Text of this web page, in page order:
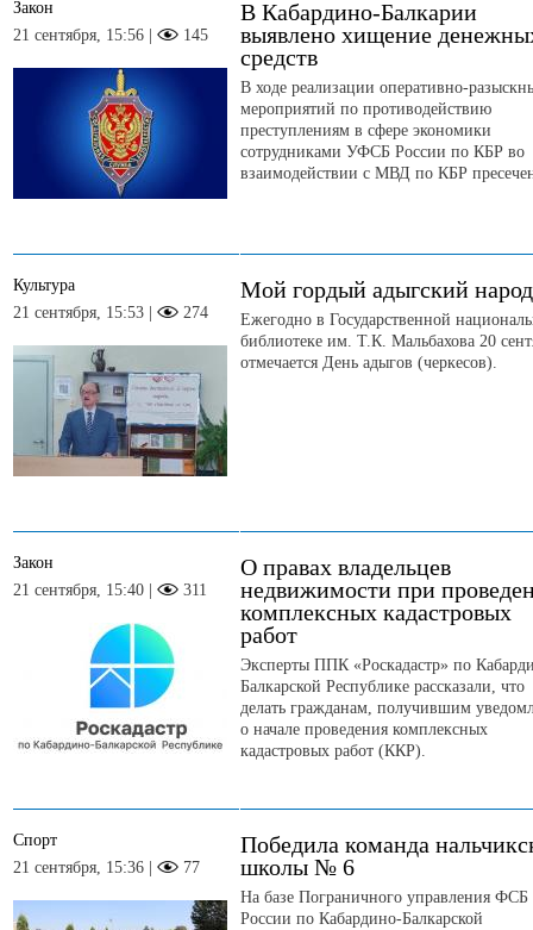
Закон
21 сентября, 15:56 |
145
В Кабардино-Балкарии
выявлено хищение
средств
В ходе реализации оперативно-
мероприятий по противодействию
преступлениям в сфере экономики
сотрудниками УФСБ России по КБР во
взаимодействии с МВД по КБР
Культура
21 сентября, 15:53 |
274
Мой гордый адыгский народ
Ежегодно в Государственной
библиотеке им. Т.К. Мальбахова 20
отмечается День адыгов (черкесов).
Закон
21 сентября, 15:40 |
311
О правах владельцев
недвижимости при
комплексных кадастровых
работ
Эксперты ППК «Роскадастр» по
Балкарской Республике рассказали, что
делать гражданам, получившим
о начале проведения комплексных
кадастровых работ (ККР).
Спорт
21 сентября, 15:36 |
77
Победила команда
школы № 6
На базе Пограничного управления ФСБ
России по Кабардино-Балкарской